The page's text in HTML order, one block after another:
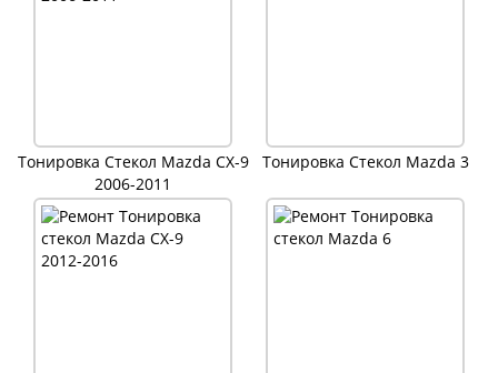
Тонировка Стекол Mazda CX-9
2006-2011
Тонировка Стекол Mazda 3